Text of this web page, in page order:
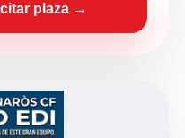
plaza →